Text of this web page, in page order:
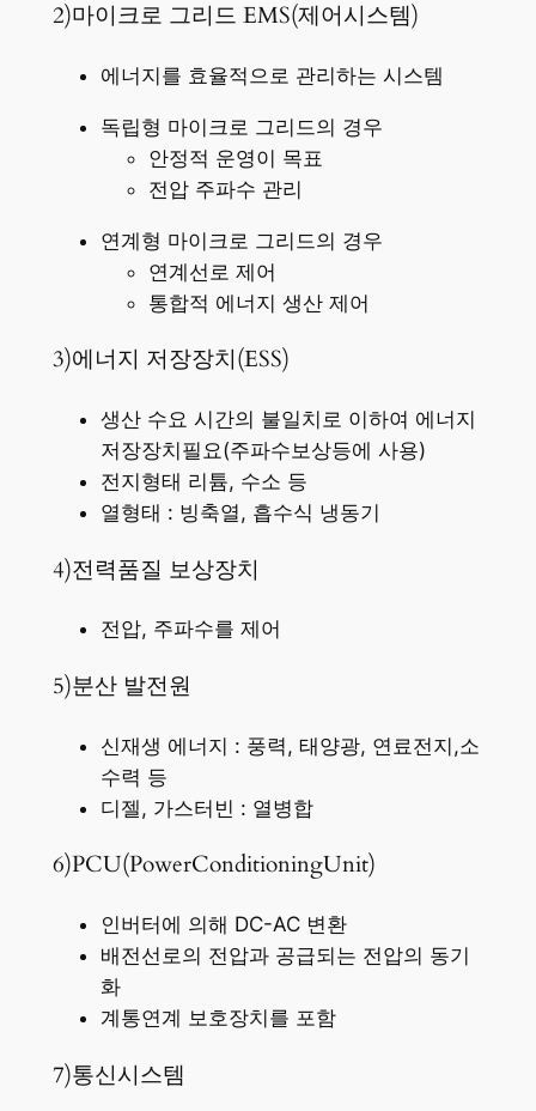
2)마이크로 그리드 EMS(제어시스템)
에너지를 효율적으로 관리하는 시스템
독립형 마이크로 그리드의 경우
안정적 운영이 목표
전압 주파수 관리
연계형 마이크로 그리드의 경우
연계선로 제어
통합적 에너지 생산 제어
3)에너지 저장장치(ESS)
생산 수요 시간의 불일치로 이하여 에너지
저장장치필요(주파수보상등에 사용)
전지형태 리튬, 수소 등
열형태 : 빙축열, 흡수식 냉동기
4)전력품질 보상장치
전압, 주파수를 제어
5)분산 발전원
신재생 에너지 : 풍력, 태양광, 연료전지,소
수력 등
디젤, 가스터빈 : 열병합
6)PCU(PowerConditioningUnit)
인버터에 의해 DC-AC 변환
배전선로의 전압과 공급되는 전압의 동기
화
계통연계 보호장치를 포함
7)통신시스템